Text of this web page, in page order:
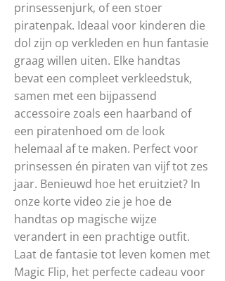
prinsessenjurk, of een stoer
piratenpak. Ideaal voor kinderen die
dol zijn op verkleden en hun fantasie
graag willen uiten. Elke handtas
bevat een compleet verkleedstuk,
samen met een bijpassend
accessoire zoals een haarband of
een piratenhoed om de look
helemaal af te maken. Perfect voor
prinsessen én piraten van vijf tot zes
jaar. Benieuwd hoe het eruitziet? In
onze korte video zie je hoe de
handtas op magische wijze
verandert in een prachtige outfit.
Laat de fantasie tot leven komen met
Magic Flip, het perfecte cadeau voor